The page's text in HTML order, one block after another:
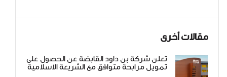
مقالات أخرى
تعلن شركة بن داود القابضة عن الحصول على
تمويل مرابحة متوافق مع الشريعة الاسلامية